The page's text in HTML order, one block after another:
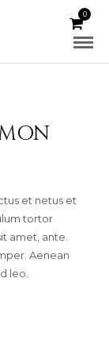
0
et netus et
tortor
amet, ante.
Aenean
leo.